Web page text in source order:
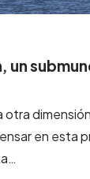
un
otra
en esta